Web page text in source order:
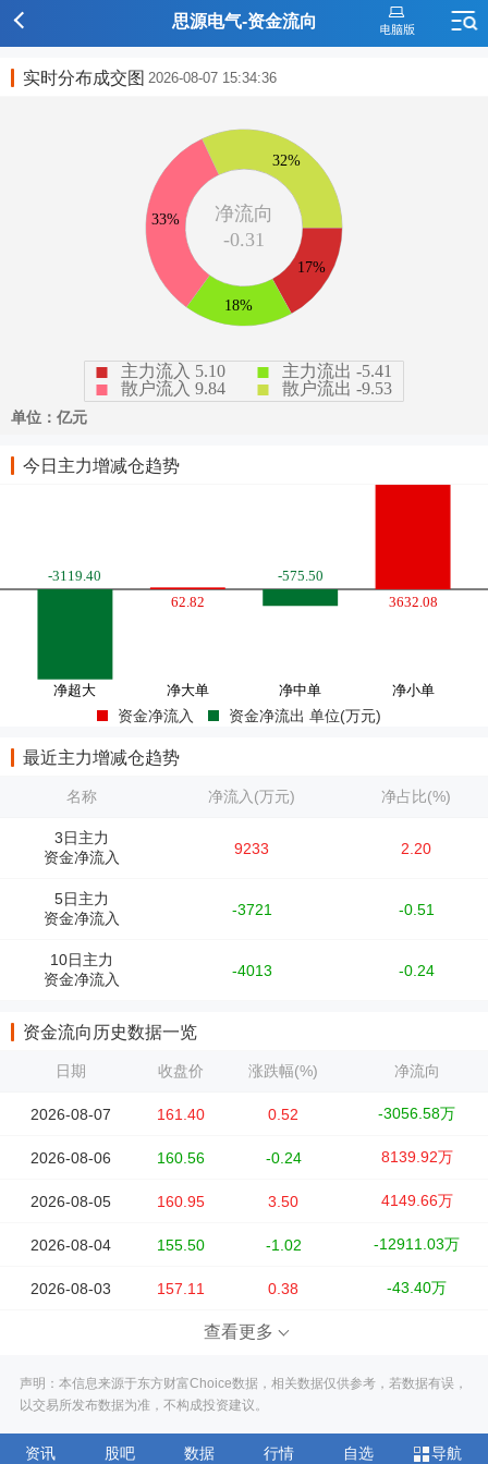
思源电气-资金流向
实时分布成交图 2026-08-07 15:34:36
今日主力增减仓趋势
资金净流入 资金净流出 单位(万元)
最近主力增减仓趋势
名称 净流入(万元) 净占比(%)
3日主力
资金净流入
9233 2.20
5日主力
资金净流入
-3721 -0.51
10日主力
资金净流入
-4013 -0.24
资金流向历史数据一览
日期 收盘价 涨跌幅(%) 净流向
2026-08-07 161.40 0.52 -3056.58万
2026-08-06 160.56 -0.24 8139.92万
2026-08-05 160.95 3.50 4149.66万
2026-08-04 155.50 -1.02 -12911.03万
2026-08-03 157.11 0.38 -43.40万
查看更多
声明：本信息来源于东方财富Choice数据，相关数据仅供参考，若数据有误，
以交易所发布数据为准，不构成投资建议。
资讯 股吧 数据 行情 自选 导航